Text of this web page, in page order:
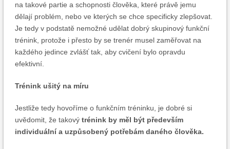
na takové partie a schopnosti člověka, které právě jemu
dělají problém, nebo ve kterých se chce specificky zlepšovat.
Je tedy v podstatě nemožné udělat dobrý skupinový funkční
trénink, protože i přesto by se trenér musel zaměřovat na
každého jedince zvlášť tak, aby cvičení bylo opravdu
efektivní.
Trénink ušitý na míru
Jestliže tedy hovoříme o funkčním tréninku, je dobré si
uvědomit, že takový trénink by měl být především
individuální a uzpůsobený potřebám daného člověka.